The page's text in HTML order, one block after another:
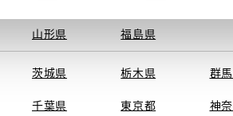
山形県 福島県
茨城県 栃木県 群
千葉県 東京都 神
何らかの問題が発生
恐れ入りますが、しばらく経ってから